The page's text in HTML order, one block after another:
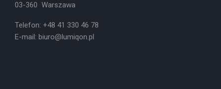
03-360 Warszawa
Telefon: +48 41 330 46 78
E-mail: biuro@lumiqon.pl